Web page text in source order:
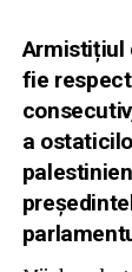
Armistițiul
fie
a